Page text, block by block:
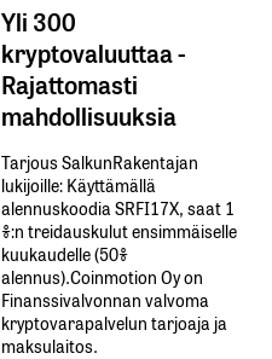
Yli 300
kryptovaluuttaa -
Rajattomasti
mahdollisuuksia
Tarjous SalkunRakentajan
lukijoille: Käyttämällä​ ​
alennuskoodia​ ​SRFI17X,​ ​saat​ ​1
%:n treidauskulut​ ​ensimmäiselle​ ​
kuukaudelle​ ​(50%​ ​
alennus).Coinmotion Oy on
Finanssivalvonnan valvoma
kryptovarapalvelun tarjoaja ja
maksulaitos.